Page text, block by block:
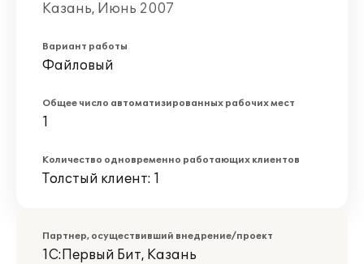
Казань, Июнь 2007
Вариант работы
Файловый
Общее число автоматизированных рабочих мест
1
Количество одновременно работающих клиентов
Толстый клиент: 1
Партнер, осуществивший внедрение/проект
1С:Первый Бит, Казань